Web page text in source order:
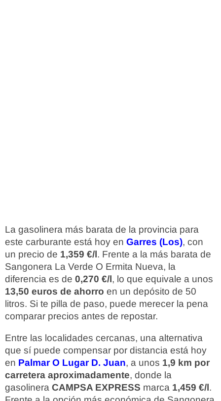
La gasolinera más barata de la provincia para
este carburante está hoy en Garres (Los), con
un precio de 1,359 €/l. Frente a la más barata de
Sangonera La Verde O Ermita Nueva, la
diferencia es de 0,270 €/l, lo que equivale a unos
13,50 euros de ahorro en un depósito de 50
litros. Si te pilla de paso, puede merecer la pena
comparar precios antes de repostar.
Entre las localidades cercanas, una alternativa
que sí puede compensar por distancia está hoy
en Palmar O Lugar D. Juan, a unos 1,9 km por
carretera aproximadamente, donde la
gasolinera CAMPSA EXPRESS marca 1,459 €/l.